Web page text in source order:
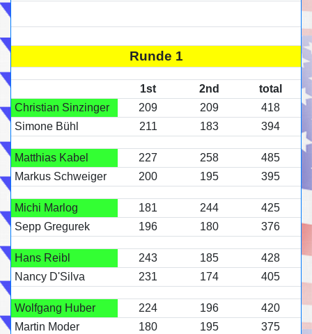
Runde 1
1st 2nd
total
Christian Sinzinger
209 209
418
Simone Bühl
211 183 394
Matthias Kabel 227 258
485
Markus Schweiger
200 195 395
Michi Marlog 181 244
425
Sepp Gregurek
196 180 376
Hans Reibl 243 185
428
Nancy D'Silva
231 174 405
Wolfgang Huber 224 196
420
Martin Moder
180 195 375